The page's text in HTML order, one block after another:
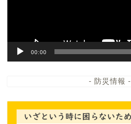
00:00
- 防災情報 -